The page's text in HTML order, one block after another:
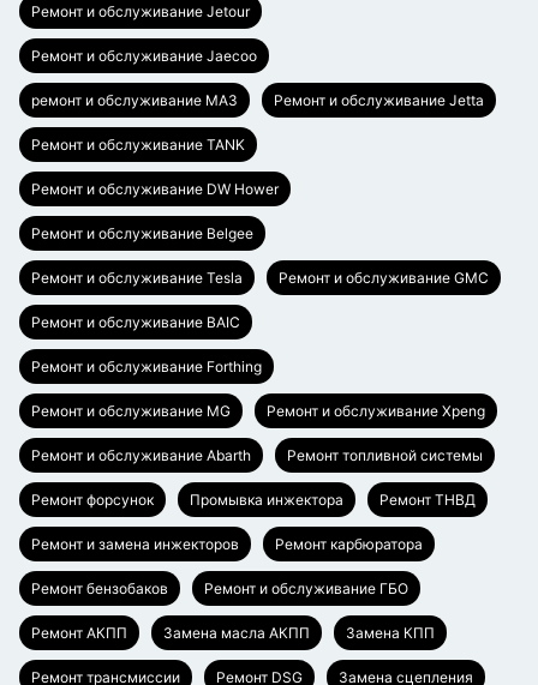
Ремонт и обслуживание Jetour
Ремонт и обслуживание Jaecoo
ремонт и обслуживание МАЗ Ремонт и обслуживание Jetta
Ремонт и обслуживание TANK
Ремонт и обслуживание DW Hower
Ремонт и обслуживание Belgee
Ремонт и обслуживание Tesla Ремонт и обслуживание GMC
Ремонт и обслуживание BAIC
Ремонт и обслуживание Forthing
Ремонт и обслуживание MG Ремонт и обслуживание Xpeng
Ремонт и обслуживание Abarth Ремонт топливной системы
Ремонт форсунок Промывка инжектора Ремонт ТНВД
Ремонт и замена инжекторов Ремонт карбюратора
Ремонт бензобаков Ремонт и обслуживание ГБО
Ремонт АКПП Замена масла АКПП Замена КПП
Ремонт трансмиссии Ремонт DSG Замена сцепления